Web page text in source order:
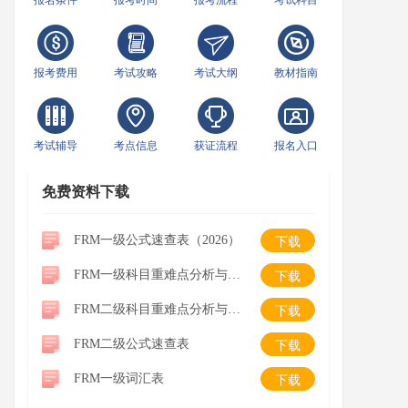
报考费用 考试攻略 考试大纲 教材指南
考试辅导 考点信息 获证流程 报名入口
免费资料下载
FRM一级公式速查表（2026） 下载
FRM一级科目重难点分析与学习建议 下载
FRM二级科目重难点分析与学习建议 下载
FRM二级公式速查表 下载
FRM一级词汇表 下载